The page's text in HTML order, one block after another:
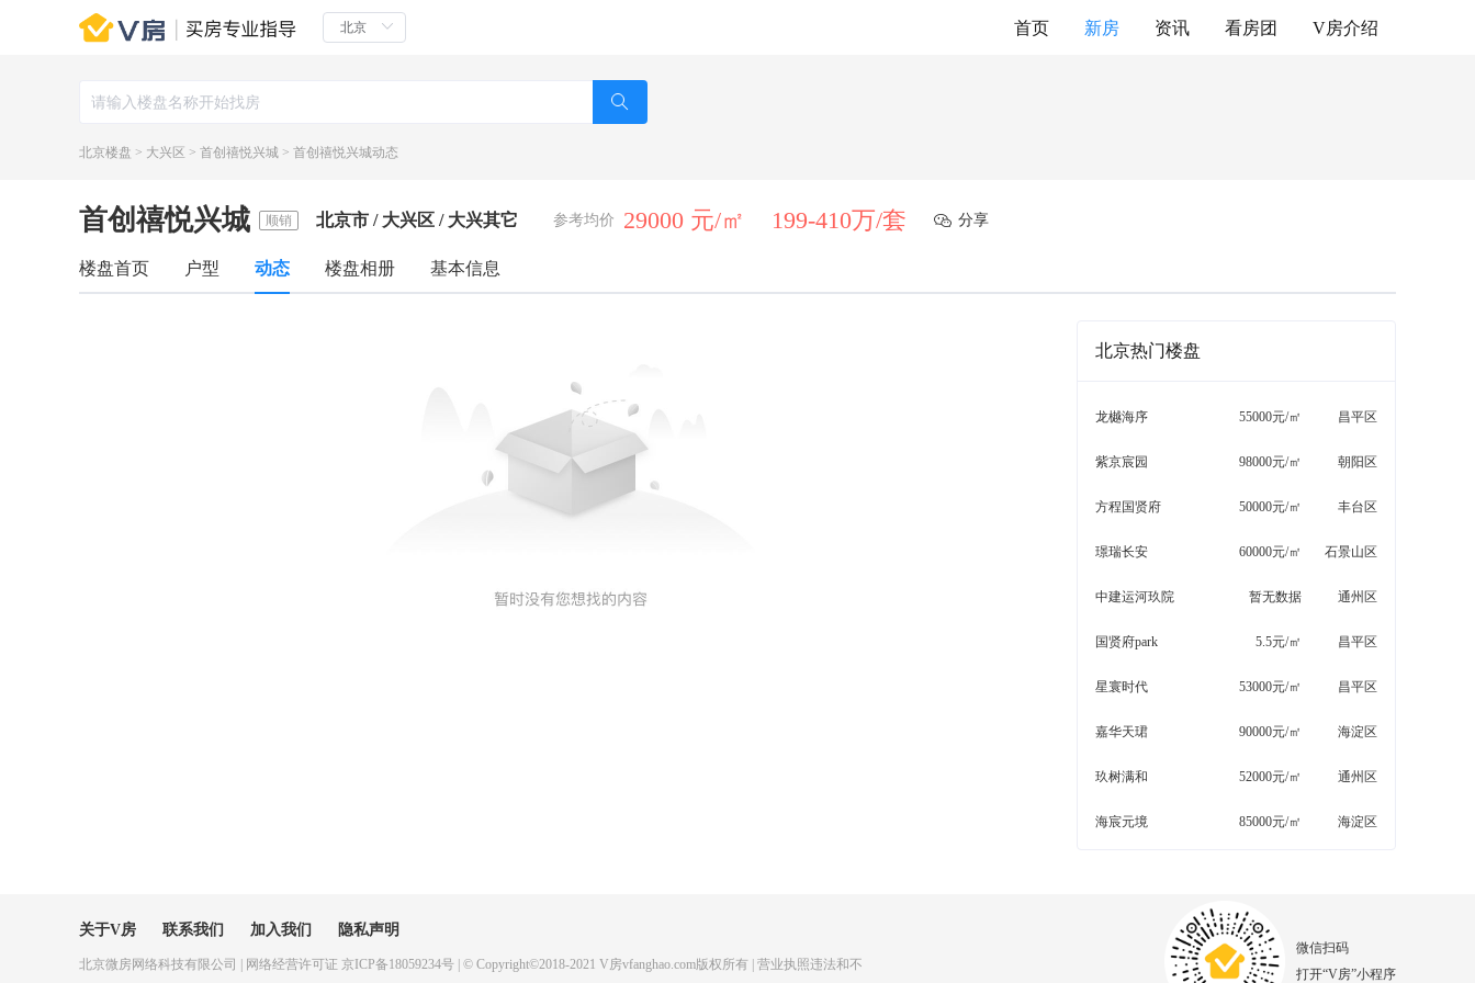
首页 新房 资讯 看房团 V房介绍
北京楼盘 > 大兴区 > 首创禧悦兴城 > 首创禧悦兴城动态
首创禧悦兴城 顺销 北京市 / 大兴区 / 大兴其它 参考均价 29000 元/㎡ 199-410万/套 分享
微信扫码分享给好友
楼盘首页 户型 动态 楼盘相册 基本信息
北京热门楼盘
龙樾海序 55000元/㎡ 昌平区
紫京宸园 98000元/㎡ 朝阳区
方程国贤府 50000元/㎡ 丰台区
璟瑞长安 60000元/㎡ 石景山区
中建运河玖院 暂无数据 通州区
国贤府park 5.5元/㎡ 昌平区
星寰时代 53000元/㎡ 昌平区
嘉华天珺 90000元/㎡ 海淀区
玖树满和 52000元/㎡ 通州区
海宸元境 85000元/㎡ 海淀区
关于V房 联系我们 加入我们 隐私声明
北京微房网络科技有限公司 | 网络经营许可证 京ICP备18059234号 | © Copyright©2018-2021 V房vfanghao.com版权所有 | 营业执照违法和不
微信扫码
打开“V房”小程序